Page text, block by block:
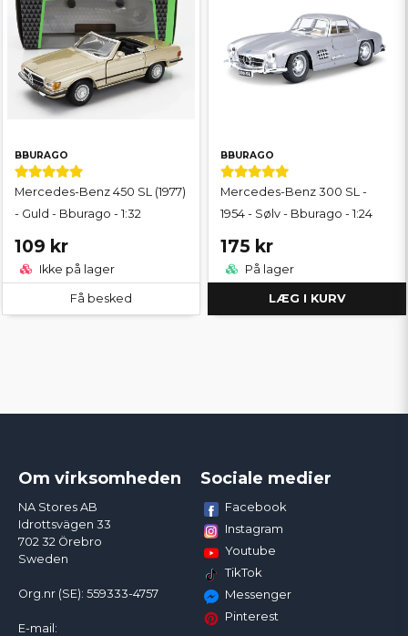
BBURAGO
Mercedes-Benz 450 SL (1977)
- Guld - Bburago - 1:32
109 kr
Ikke på lager
Få besked
BBURAGO
Mercedes-Benz 300 SL -
1954 - Sølv - Bburago - 1:24
175 kr
På lager
LÆG I KURV
Om virksomheden
NA Stores AB
Idrottsvägen 33
702 32 Örebro
Sweden
Org.nr (SE): 559333-4757
E-mail:
Sociale medier
Facebook
Instagram
Youtube
TikTok
Messenger
Pinterest